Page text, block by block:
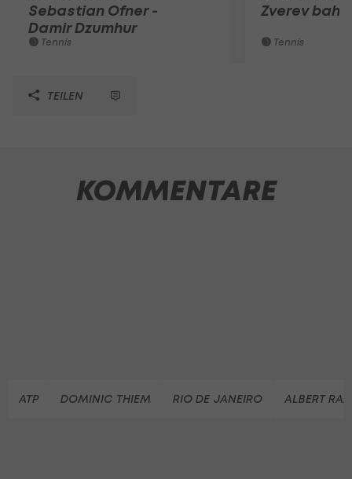
Sebastian Ofner -
Damir Dzumhur
Tennis
Zverev
Tennis
TEILEN
KOMMENTARE
ATP DOMINIC THIEM RIO DE JANEIRO ALBERT